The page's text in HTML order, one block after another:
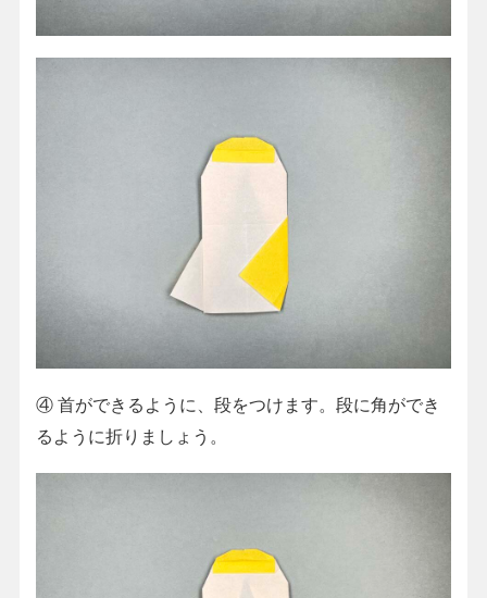
④ 首ができるように、段をつけます。段に角ができ
るように折りましょう。